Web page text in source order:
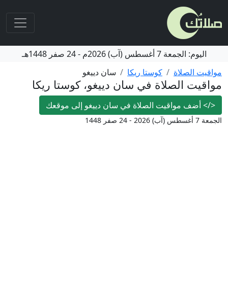
اليوم: الجمعة 7 أغسطس (آب) 2026م -24 صفر 1448هـ
مواقيت الصلاة
كوستا ريكا سان دييغو
مواقيت الصلاة في سان دييغو، كوستا ريكا
</>أضف مواقيت الصلاة في سان دييغو إلى موقعك
الجمعة 7 أغسطس (آب) 2026 - 24 صفر 1448